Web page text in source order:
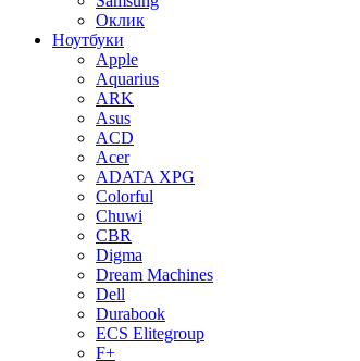
Оклик
Ноутбуки
Apple
Aquarius
ARK
Asus
ACD
Acer
ADATA XPG
Colorful
Chuwi
CBR
Digma
Dream Machines
Dell
Durabook
ECS Elitegroup
F+